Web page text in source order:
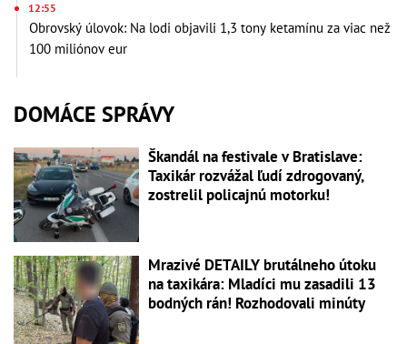
12:55
Obrovský úlovok: Na lodi objavili 1,3 tony ketamínu za viac než
100 miliónov eur
DOMÁCE SPRÁVY
Škandál na festivale v Bratislave:
Taxikár rozvážal ľudí zdrogovaný,
zostrelil policajnú motorku!
Mrazivé DETAILY brutálneho útoku
na taxikára: Mladíci mu zasadili 13
bodných rán! Rozhodovali minúty